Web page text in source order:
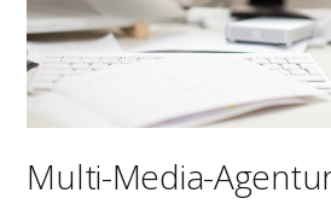
Multi-Media-